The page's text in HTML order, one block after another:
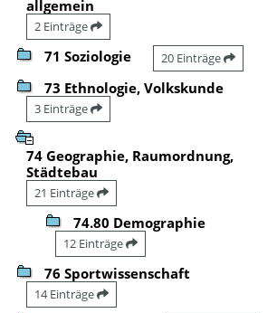
allgemein
2 Einträge
71 Soziologie 20 Einträge
73 Ethnologie, Volkskunde
3 Einträge
74 Geographie, Raumordnung,
Städtebau
21 Einträge
74.80 Demographie
12 Einträge
76 Sportwissenschaft
14 Einträge